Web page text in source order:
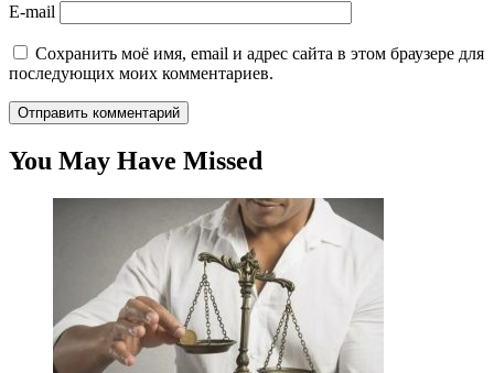
E-mail
Сохранить моё имя, email и адрес сайта в этом браузере для
последующих моих комментариев.
You May Have Missed